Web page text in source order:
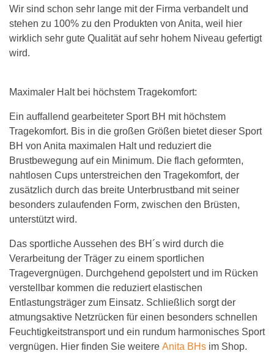
Wir sind schon sehr lange mit der Firma verbandelt und
stehen zu 100% zu den Produkten von Anita, weil hier
wirklich sehr gute Qualität auf sehr hohem Niveau gefertigt
wird.
Maximaler Halt bei höchstem Tragekomfort:
Ein auffallend gearbeiteter Sport BH mit höchstem
Tragekomfort. Bis in die großen Größen bietet dieser Sport
BH von Anita maximalen Halt und reduziert die
Brustbewegung auf ein Minimum. Die flach geformten,
nahtlosen Cups unterstreichen den Tragekomfort, der
zusätzlich durch das breite Unterbrustband mit seiner
besonders zulaufenden Form, zwischen den Brüsten,
unterstützt wird.
Das sportliche Aussehen des BH´s wird durch die
Verarbeitung der Träger zu einem sportlichen
Tragevergnügen. Durchgehend gepolstert und im Rücken
verstellbar kommen die reduziert elastischen
Entlastungsträger zum Einsatz. Schließlich sorgt der
atmungsaktive Netzrücken für einen besonders schnellen
Feuchtigkeitstransport und ein rundum harmonisches Sport
vergnügen. Hier finden Sie weitere Anita BHs im Shop.